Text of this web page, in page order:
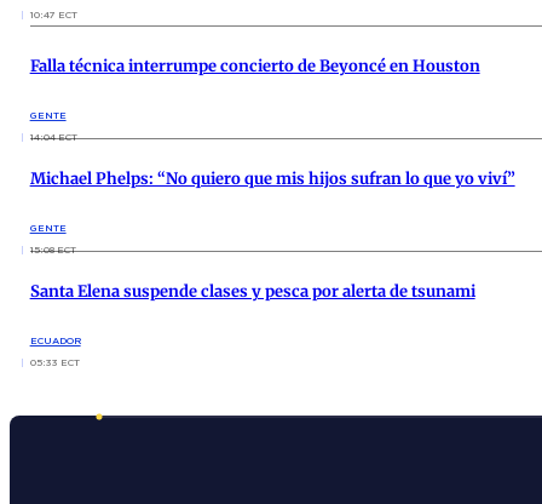
10:47 ECT
Falla técnica interrumpe concierto de Beyoncé en Houston
GENTE
14:04 ECT
Michael Phelps: “No quiero que mis hijos sufran lo que yo viví”
GENTE
15:08 ECT
Santa Elena suspende clases y pesca por alerta de tsunami
ECUADOR
05:33 ECT